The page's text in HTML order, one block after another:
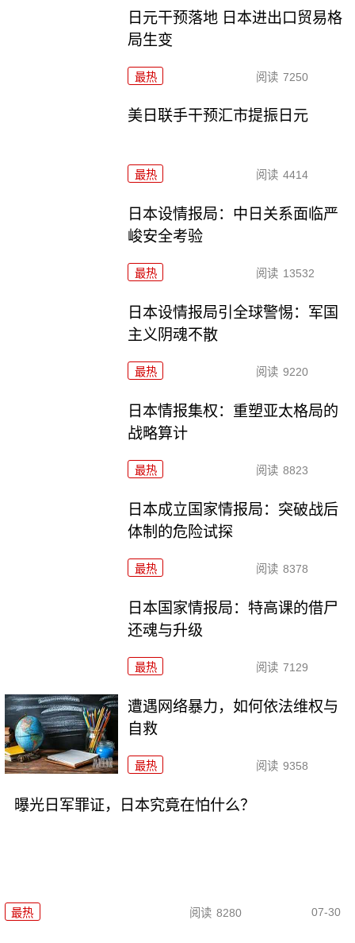
日元干预落地 日本进出口贸易格
局生变
最热 阅读 7250
美日联手干预汇市提振日元
最热 阅读 4414
日本设情报局：中日关系面临严
峻安全考验
最热 阅读 13532
日本设情报局引全球警惕：军国
主义阴魂不散
最热 阅读 9220
日本情报集权：重塑亚太格局的
战略算计
最热 阅读 8823
日本成立国家情报局：突破战后
体制的危险试探
最热 阅读 8378
日本国家情报局：特高课的借尸
还魂与升级
最热 阅读 7129
遭遇网络暴力，如何依法维权与
自救
最热 阅读 9358
曝光日军罪证，日本究竟在怕什么？
最热 阅读 8280 07-30